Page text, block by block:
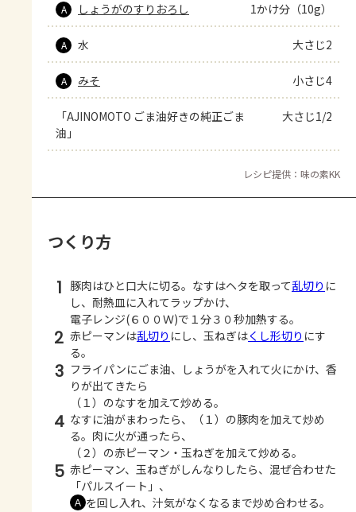
A しょうがのすりおろし 1かけ分（10g）
A 水 大さじ2
A みそ 小さじ4
「AJINOMOTO ごま油好きの純正ごま
油」
大さじ1/2
レシピ提供：味の素KK
つくり方
1 豚肉はひと口大に切る。なすはヘタを取って乱切り に
し、耐熱皿に入れてラップかけ、
電子レンジ(６００Ｗ)で１分３０秒加熱する。
2 赤ピーマンは乱切り にし、玉ねぎはくし形切り にす
る。
3 フライパンにごま油、しょうがを入れて火にかけ、香
りが出てきたら
（１）のなすを加えて炒める。
4 なすに油がまわったら、（１）の豚肉を加えて炒め
る。肉に火が通ったら、
（２）の赤ピーマン・玉ねぎを加えて炒める。
5 赤ピーマン、玉ねぎがしんなりしたら、混ぜ合わせた
「パルスイート」、
Ａ を回し入れ、汁気がなくなるまで炒め合わせる。